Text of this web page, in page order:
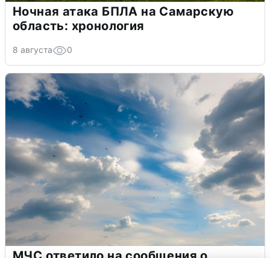
Ночная атака БПЛА на Самарскую
область: хронология
8 августа 0